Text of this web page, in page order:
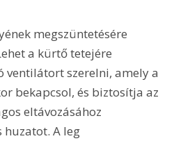
megszüntetésére
a kürtő tetejére
ventilátort szerelni, amely a
bekapcsol, és biztosítja az
eltávozásához
huzatot. A leg